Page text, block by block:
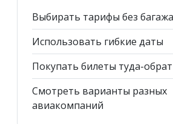
Выбирать тарифы без багажа
Использовать гибкие даты
Покупать билеты туда-
Смотреть варианты разных
авиакомпаний